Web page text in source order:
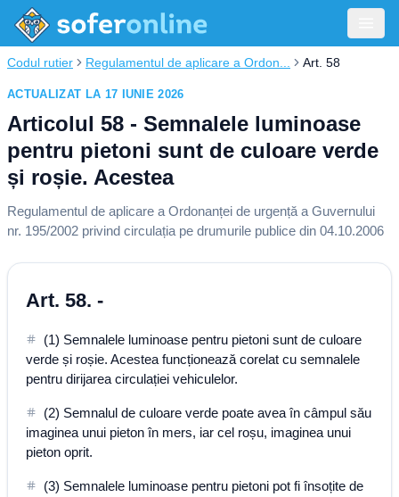
Codul rutier Regulamentul de aplicare a Ordon... Art. 58
ACTUALIZAT LA 17 IUNIE 2026
Articolul 58 - Semnalele luminoase
pentru pietoni sunt de culoare verde
și roșie. Acestea
Regulamentul de aplicare a Ordonanței de urgență a Guvernului
nr. 195/2002 privind circulația pe drumurile publice din 04.10.2006
Art. 58. -
(1) Semnalele luminoase pentru pietoni sunt de culoare
verde și roșie. Acestea funcționează corelat cu semnalele
pentru dirijarea circulației vehiculelor.
(2) Semnalul de culoare verde poate avea în câmpul său
imaginea unui pieton în mers, iar cel roșu, imaginea unui
pieton oprit.
(3) Semnalele luminoase pentru pietoni pot fi însoțite de